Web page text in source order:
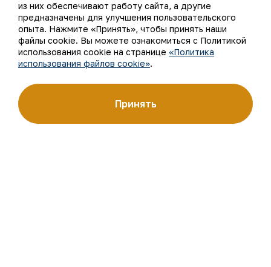
О компании
Наша деятельность
Устойчивое развитие
Инвесторам
Пресс-центр
Контакты
Карта сайта
Условия использования
cookie
из них обеспечивают работу сайта, а другие
предназначены для улучшения пользовательского
опыта. Нажмите «Принять», чтобы принять наши
файлы cookie. Вы можете ознакомиться с Политикой
использования cookie на странице «Политика
использования файлов cookie».
Принять